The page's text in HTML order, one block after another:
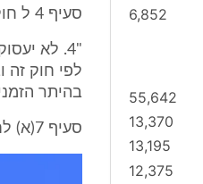
6,852
55,642
13,370
13,195
12,375
סעיף 4 ל חוק רישוי עסקים, תשכ"ח - 1968 קובע:
"4. לא
לפי חוק זה
בהיתר
סעיף 7(א) לחוק קובע תנאי רשיון כי: